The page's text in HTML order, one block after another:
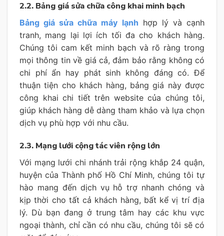
2.2. Bảng giá sửa chữa công khai minh bạch
Bảng giá sửa chữa máy lạnh hợp lý và cạnh
tranh, mang lại lợi ích tối đa cho khách hàng.
Chúng tôi cam kết minh bạch và rõ ràng trong
mọi thông tin về giá cả, đảm bảo rằng không có
chi phí ẩn hay phát sinh không đáng có. Để
thuận tiện cho khách hàng, bảng giá này được
công khai chi tiết trên website của chúng tôi,
giúp khách hàng dễ dàng tham khảo và lựa chọn
dịch vụ phù hợp với nhu cầu.
2.3. Mạng lưới cộng tác viên rộng lớn
Với mạng lưới chi nhánh trải rộng khắp 24 quận,
huyện của Thành phố Hồ Chí Minh, chúng tôi tự
hào mang đến dịch vụ hỗ trợ nhanh chóng và
kịp thời cho tất cả khách hàng, bất kể vị trí địa
lý. Dù bạn đang ở trung tâm hay các khu vực
ngoại thành, chỉ cần có nhu cầu, chúng tôi sẽ có